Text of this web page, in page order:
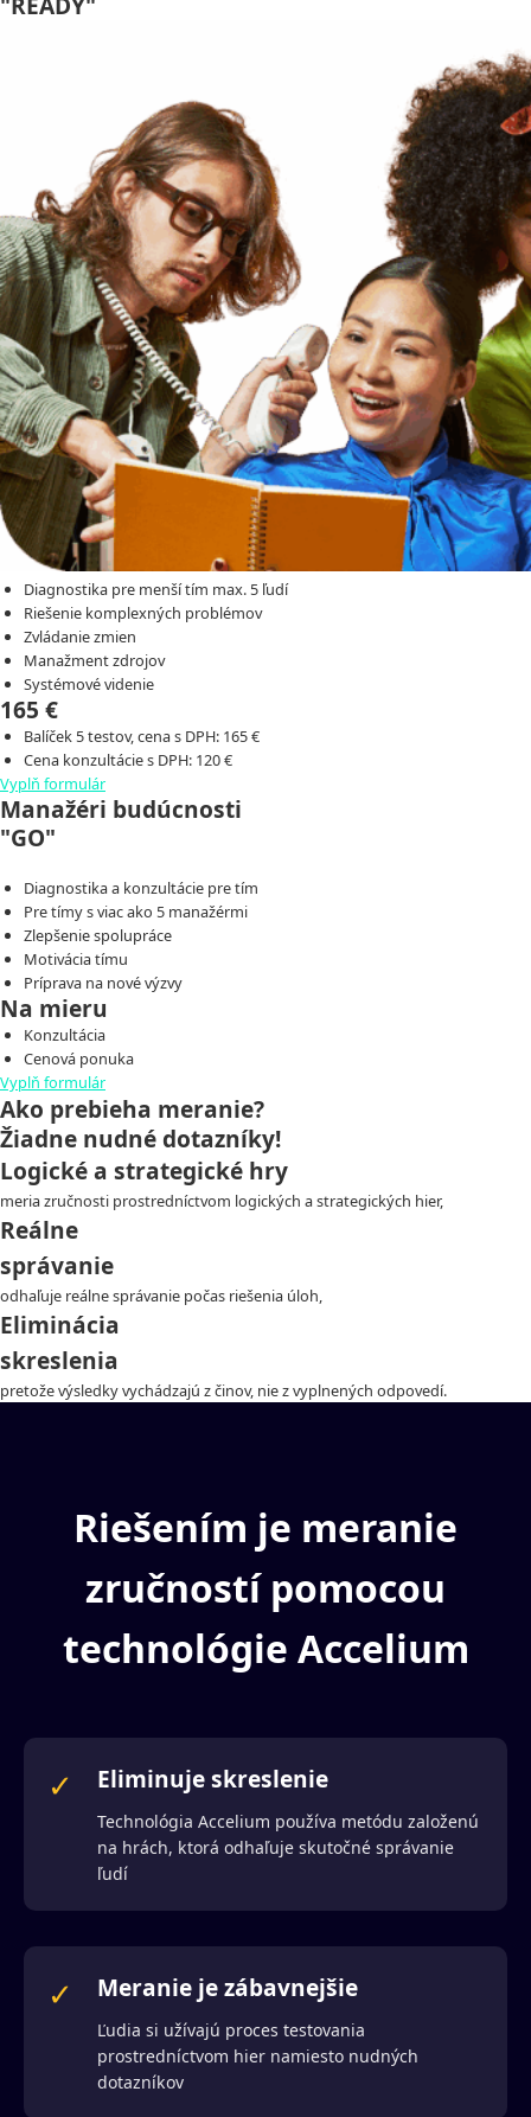
Diagnostika pre menší tím max. 5 ľudí
Riešenie komplexných problémov
Zvládanie zmien
Manažment zdrojov
Systémové videnie
165 €
Balíček 5 testov, cena s DPH: 165 €
Cena konzultácie s DPH: 120 €
Vyplň formulár
Manažéri budúcnosti
"GO"
Diagnostika a konzultácie pre tím
Pre tímy s viac ako 5 manažérmi
Zlepšenie spolupráce
Motivácia tímu
Príprava na nové výzvy
Na mieru
Konzultácia
Cenová ponuka
Vyplň formulár
Ako prebieha meranie?
Žiadne nudné dotazníky!
Logické a strategické hry
meria zručnosti prostredníctvom logických a strategických hier,
Reálne
správanie
odhaľuje reálne správanie počas riešenia úloh,
Eliminácia
skreslenia
pretože výsledky vychádzajú z činov, nie z vyplnených odpovedí.
Riešením je meranie
zručností pomocou
technológie Accelium
✓ Eliminuje skreslenie
Technológia Accelium používa metódu založenú
na hrách, ktorá odhaľuje skutočné správanie
ľudí
✓ Meranie je zábavnejšie
Ľudia si užívajú proces testovania
prostredníctvom hier namiesto nudných
dotazníkov